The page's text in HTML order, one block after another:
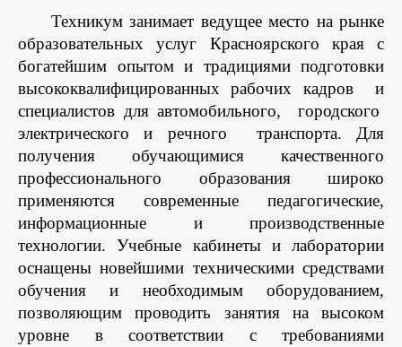
Техникум занимает ведущее место на рынке
образовательных услуг Красноярского края с
богатейшим опытом и традициями подготовки
высококвалифицированных рабочих кадров и
специалистов для автомобильного,
городского
электрического и речного
транспорта. Для
получения обучающимися качественного
профессионального образования широко
применяются современные педагогические,
информационные и производственные
технологии. Учебные кабинеты и лаборатории
оснащены новейшими техническими средствами
обучения и необходимым оборудованием,
позволяющим проводить занятия на высоком
уровне в соответствии с требованиями